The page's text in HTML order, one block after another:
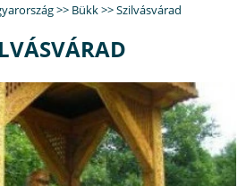
>> Bükk>>Szilvásvárad